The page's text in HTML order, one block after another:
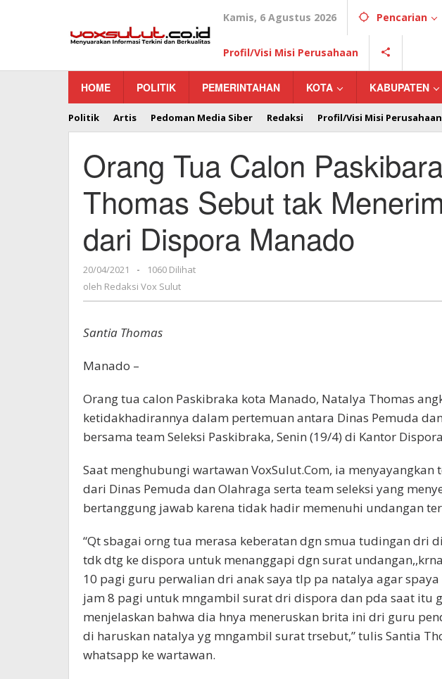
Kamis, 6 Agustus 2026 Pencarian
Profil/Visi Misi Perusahaan
HOME POLITIK PEMERINTAHAN KOTA KABUPATEN
Politik Artis Pedoman Media Siber Redaksi Profil/Visi Misi Perusahaan
Orang Tua Calon
Thomas Sebut tak
dari Dispora Manado
20/04/2021
oleh
Redaksi
-
1060 Dilihat
oleh Redaksi Vox Sulut
Santia Thomas
Manado –
Orang tua calon Paskibraka kota Manado, Natalya Thomas
ketidakhadirannya dalam pertemuan antara Dinas Pemuda
bersama team Seleksi Paskibraka, Senin (19/4) di Kantor
Saat menghubungi wartawan VoxSulut.Com, ia
dari Dinas Pemuda dan Olahraga serta team seleksi yang
bertanggung jawab karena tidak hadir memenuhi undangan
“Qt sbagai orng tua merasa keberatan dgn smua tudingan dri
tdk dtg ke dispora untuk menanggapi dgn surat
10 pagi guru perwalian dri anak saya tlp pa natalya agar
jam 8 pagi untuk mngambil surat dri dispora dan pda saat itu
menjelaskan bahwa dia hnya meneruskan brita ini dri guru
di haruskan natalya yg mngambil surat trsebut,” tulis Santia
whatsapp ke wartawan.